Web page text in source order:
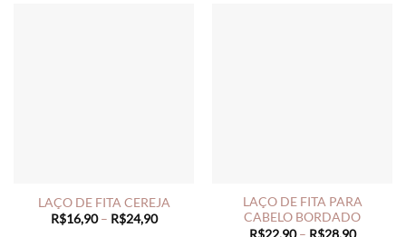
LAÇO DE FITA CEREJA
R$16,90 – R$24,90Price
LAÇO DE FITA PARA
CABELO BORDADO
R$22,90 – R$28,90Price